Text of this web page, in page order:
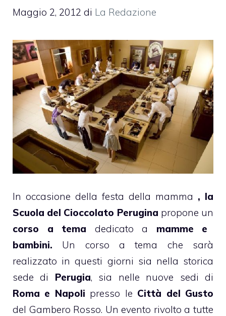
Maggio 2, 2012 di La Redazione
In occasione della festa della mamma , la
Scuola del Cioccolato Perugina propone un
corso a tema dedicato a mamme e
bambini. Un corso a tema che sarà
realizzato in questi giorni sia nella storica
sede di Perugia, sia nelle nuove sedi di
Roma e Napoli presso le Città del Gusto
del Gambero Rosso. Un evento rivolto a tutte